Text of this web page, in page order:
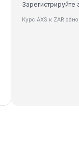
Зарегистрируйте
Курс AXS к ZAR